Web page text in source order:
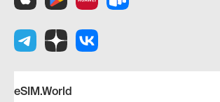
eSIM.World